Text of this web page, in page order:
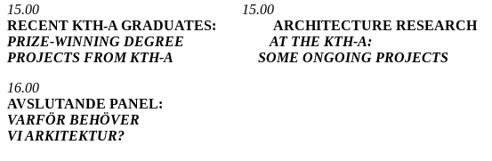
15.00 15.00
RECENT KTH-A GRADUATES: ARCHITECTURE RESEARCH
PRIZE-WINNING DEGREE AT THE KTH-A:
PROJECTS FROM KTH-A SOME ONGOING PROJECTS
16.00
AVSLUTANDE PANEL:
VARFÖR BEHÖVER
VI ARKITEKTUR?